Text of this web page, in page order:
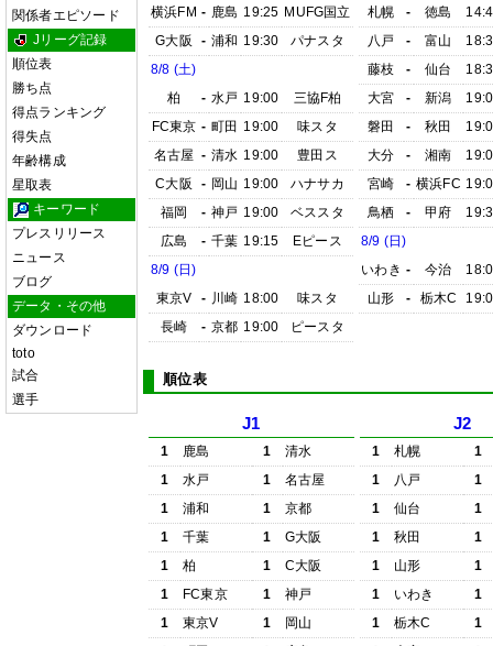
関係者エピソード
Jリーグ記録
順位表
勝ち点
得点ランキング
得失点
年齢構成
星取表
キーワード
プレスリリース
ニュース
ブログ
データ・その他
ダウンロード
toto
試合
選手
横浜FM - 鹿島 19:25 MUFG国立
G大阪
- 浦和 19:30
パナスタ
8/8 (土)
柏
- 水戸 19:00
三協F柏
FC東京 - 町田 19:00
味スタ
名古屋 - 清水 19:00
豊田ス
C大阪
- 岡山 19:00
ハナサカ
福岡
- 神戸 19:00
ベススタ
広島
- 千葉 19:15
Eピース
8/9 (日)
東京V
- 川崎 18:00
味スタ
長崎
- 京都 19:00 ピースタ
札幌
- 徳島
八戸
- 富山
藤枝
- 仙台
大宮
- 新潟
磐田
- 秋田
大分
- 湘南
宮崎
- 横浜FC
鳥栖
- 甲府
8/9 (日)
いわき - 今治
山形
- 栃木C
順位表
J1
1 鹿島 1
清水
1
水戸 1
名古屋
1
浦和 1
京都
1
千葉 1
G大阪
1
柏 1
C大阪
1
FC東京 1
神戸
1
東京V 1
岡山
J2
1 札幌
1
1
八戸
1
1
仙台
1
1
秋田
1
1
山形
1
1
いわき
1
1
栃木C
1